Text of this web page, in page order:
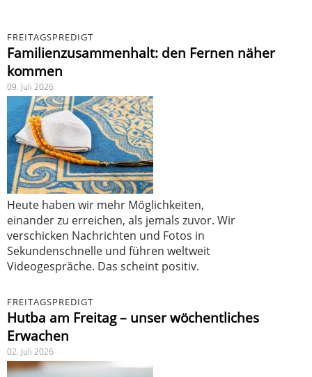
FREITAGSPREDIGT
Familienzusammenhalt: den Fernen näher
kommen
09. Juli 2026
Heute haben wir mehr Möglichkeiten,
einander zu erreichen, als jemals zuvor. Wir
verschicken Nachrichten und Fotos in
Sekundenschnelle und führen weltweit
Videogespräche. Das scheint positiv.
FREITAGSPREDIGT
Hutba am Freitag – unser wöchentliches
Erwachen
02. Juli 2026